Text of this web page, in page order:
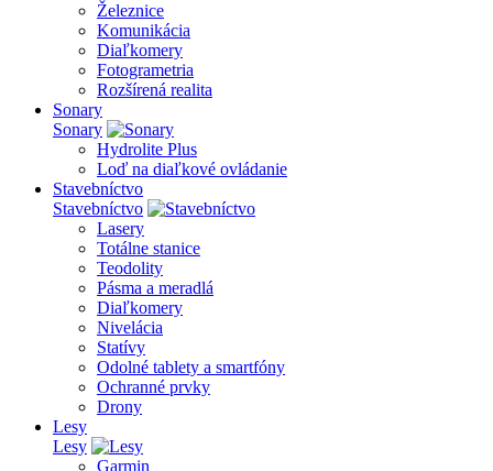
Železnice
Komunikácia
Diaľkomery
Fotogrametria
Rozšírená realita
Sonary
Sonary
Hydrolite Plus
Loď na diaľkové ovládanie
Stavebníctvo
Stavebníctvo
Lasery
Totálne stanice
Teodolity
Pásma a meradlá
Diaľkomery
Nivelácia
Statívy
Odolné tablety a smartfóny
Ochranné prvky
Drony
Lesy
Lesy
Garmin